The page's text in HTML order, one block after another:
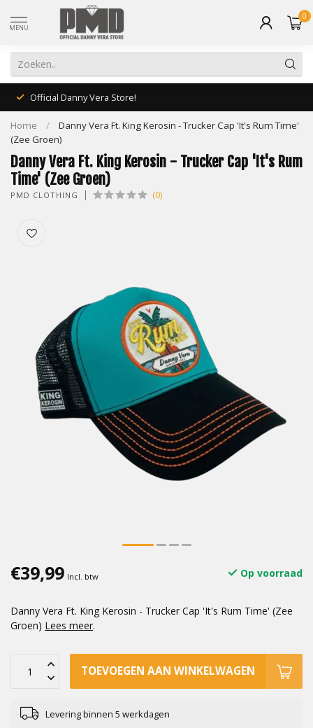
MENU
0
Official Danny Vera Store!
Home /
Danny Vera Ft. King Kerosin - Trucker Cap 'It's Rum Time'
(Zee Groen)
Danny Vera Ft. King Kerosin - Trucker Cap 'It's Rum
Time' (Zee Groen)
PMD CLOTHING (0)
€39,99 Incl. btw Op voorraad
Danny Vera Ft. King Kerosin - Trucker Cap 'It's Rum Time' (Zee
Groen) Lees meer.
TOEVOEGEN AAN WINKELWAGEN
Levering binnen 5 werkdagen